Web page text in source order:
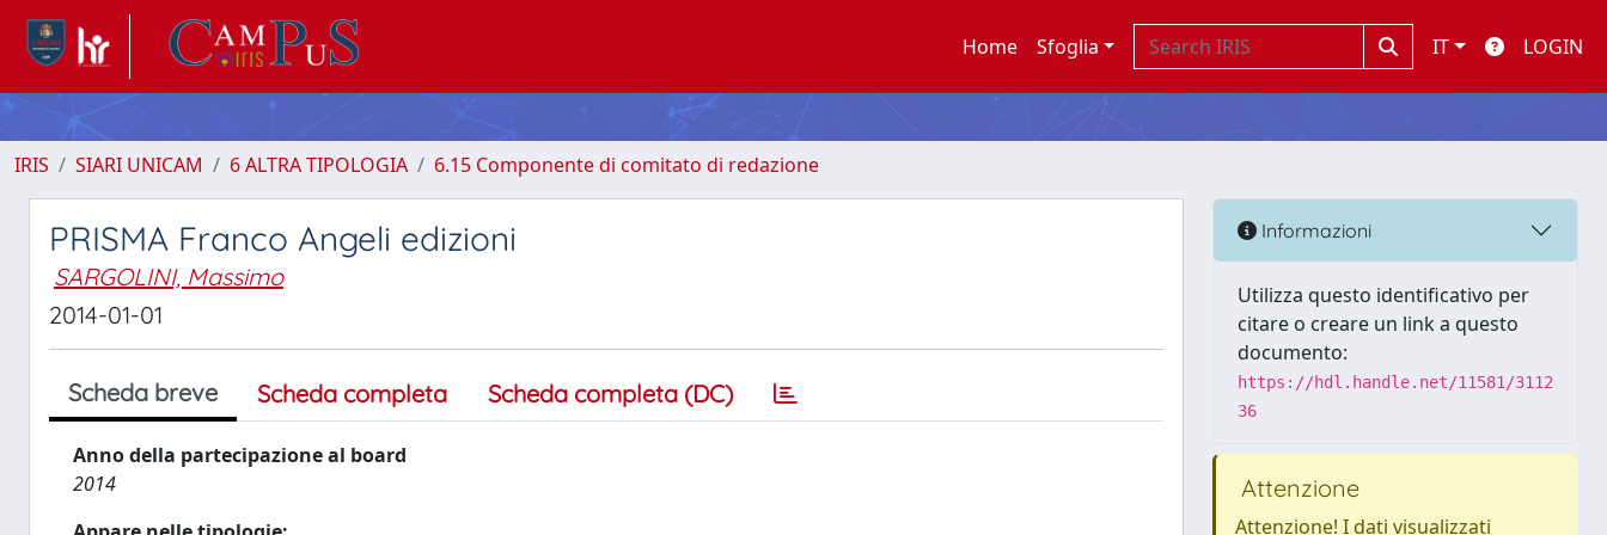
Home Sfoglia IT LOGIN
IRIS SIARI UNICAM 6 ALTRA TIPOLOGIA 6.15 Componente di comitato di redazione
PRISMA Franco Angeli edizioni
SARGOLINI, Massimo
2014-01-01
Scheda breve Scheda completa Scheda completa (DC)
Anno della partecipazione al board
2014
Informazioni
Utilizza questo identificativo per
citare o creare un link a questo
documento:
https://hdl.handle.net/11581/3112
36
Attenzione
Attenzione! I dati visualizzati